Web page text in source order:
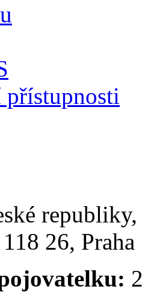
přístupnosti
26,